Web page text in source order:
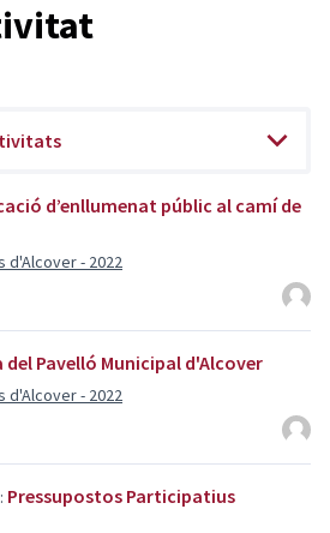
d’enllumenat públic al camí de
d'Alcover - 2022
del Pavelló Municipal d'Alcover
d'Alcover - 2022
Pressupostos Participatius